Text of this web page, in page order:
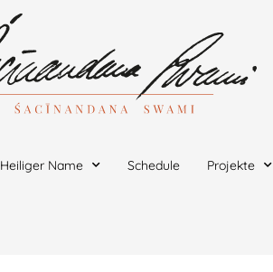
Heiliger Name Schedule Projekte